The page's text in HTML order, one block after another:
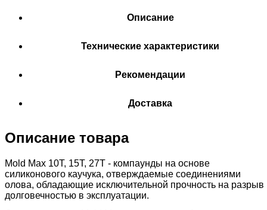
Описание
Технические характеристики
Рекомендации
Доставка
Описание товара
Mold Max 10Т, 15Т, 27Т - компаунды на основе
силиконового каучука, отверждаемые соединениями
олова, обладающие исключительной прочность на разрыв
долговечностью в эксплуатации.